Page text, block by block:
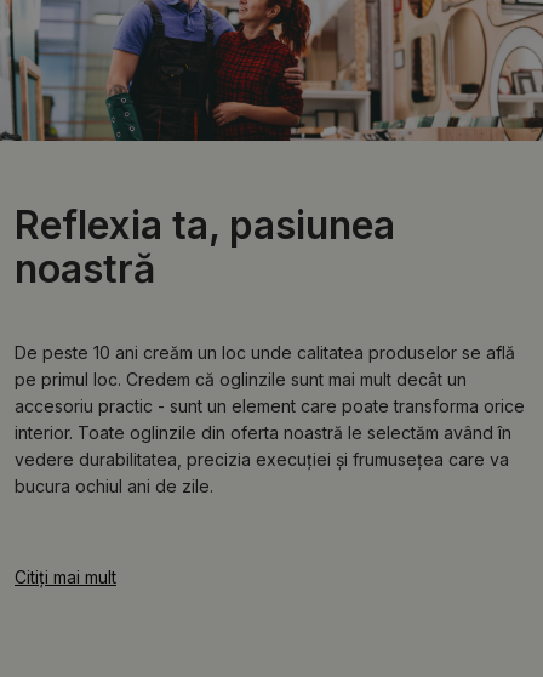
Reflexia ta, pasiunea
noastră
De peste 10 ani creăm un loc unde calitatea produselor se află
pe primul loc. Credem că oglinzile sunt mai mult decât un
accesoriu practic - sunt un element care poate transforma orice
interior. Toate oglinzile din oferta noastră le selectăm având în
vedere durabilitatea, precizia execuției și frumusețea care va
bucura ochiul ani de zile.
Citiți mai mult